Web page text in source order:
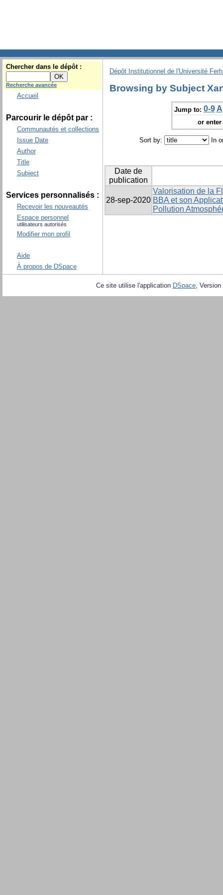
Chercher dans le dépôt :
Recherche avancée
Accueil
Parcourir le dépôt par :
Communautés et collections
Issue Date
Author
Title
Subject
Services personnalisés :
Recevoir les nouveautés
Espace personnel
utilisateurs autorisés
Modifier mon profil
Aide
À propos de DSpace
Dépôt Institutionnel de l'Université
Browsing by Subject
Jump to: 0-9 A
or
Sort by: In
Date de
publication
28-sep-2020
Valorisation de la
BBA et son
Pollution
Ce site utilise l'application DSpace,